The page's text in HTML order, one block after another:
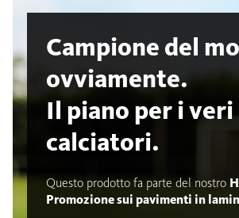
Campione del
ovviamente.
Il piano per i veri
calciatori.
Questo prodotto fa parte del nostro
Promozione sui pavimenti in